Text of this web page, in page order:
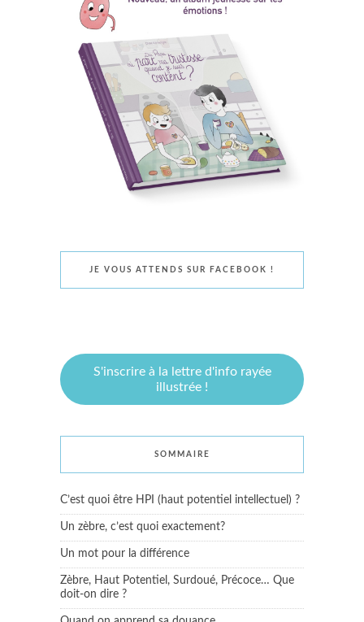
JE VOUS ATTENDS SUR FACEBOOK !
S'inscrire à la lettre d'info rayée
illustrée !
SOMMAIRE
C’est quoi être HPI (haut potentiel intellectuel) ?
Un zèbre, c’est quoi exactement?
Un mot pour la différence
Zèbre, Haut Potentiel, Surdoué, Précoce… Que
doit-on dire ?